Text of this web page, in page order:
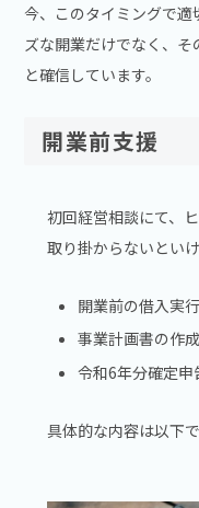
今、このタイミングで
ズな開業だけでなく、
と確信しています。
開業前支援
初回経営相談にて、
取り掛からないとい
開業前の借入実行
事業計画書の作成
令和6年分確定申
具体的な内容は以下